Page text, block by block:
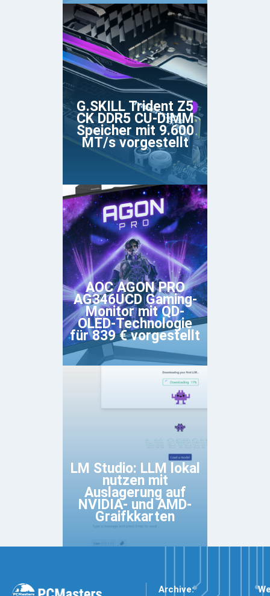
G.SKILL Trident Z5
CK DDR5 CU-DIMM
Speicher mit 9.600
MT/s vorgestellt
AOC AGON PRO
AG346UCD Gaming-
Monitor mit QD-
OLED-Technologie
für 839 € vorgestellt
LM Studio: LLM lokal
nutzen mit
Auslagerung auf
NVIDIA- und AMD-
Graifkkarten
Archive: